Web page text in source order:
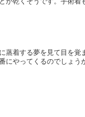
蒸着する夢を見て目を
にやってくるのでしょ